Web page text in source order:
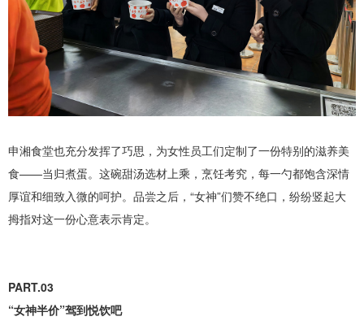
申湘食堂也充分发挥了巧思，为女性员工们定制了一份特别的滋养美
食——当归煮蛋。这碗甜汤选材上乘，烹饪考究，每一勺都饱含深情
厚谊和细致入微的呵护。品尝之后，“女神”们赞不绝口，纷纷竖起大
拇指对这一份心意表示肯定。
PART.03
“女神半价”驾到悦饮吧